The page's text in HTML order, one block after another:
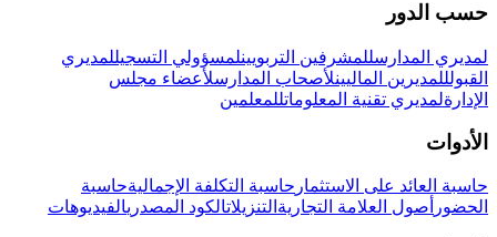
حسب الدور
لمديري المدارسللمشرفين التربويينلمسؤولي التسجيللمديري
القبولللمديرين الماليينلأصحاب المدارسلأعضاء مجلس
الإدارةلمديري تقنية المعلوماتللمعلمين
الأدوات
حاسبة العائد على الاستثمار حاسبة التكلفة الإجماليةحاسبة
الحضور أصول العلامة التجارية التنزيلاتالكود المصدريالفيديوهات